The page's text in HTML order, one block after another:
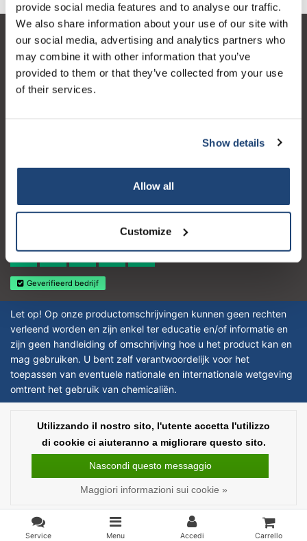
provide social media features and to analyse our traffic.
We also share information about your use of our site with
our social media, advertising and analytics partners who
may combine it with other information that you’ve
provided to them or that they’ve collected from your use
of their services.
Show details
Allow all
Customize
Servizio di assistenza
Il mio account
Dettagli di contatto
Orari di apertura
Logo eigendom van TrustPilot
4.4
Geverifieerd bedrijf
Let op! Op onze productomschrijvingen kunnen geen rechten
verleend worden en zijn enkel ter educatie en/of informatie en
zijn geen handleiding of omschrijving hoe u het product kan en
mag gebruiken. U bent zelf verantwoordelijk voor het
toepassen van eventuele nationale en internationale wetgeving
omtrent het gebruik van chemicaliën.
bassi - All rights reserved - Theme byInStijl Media | Tutti i prezzi sono al
netto delle imposte
Service Menu Accedi Carrello
Utilizzando il nostro sito, l'utente accetta l'utilizzo
di cookie ci aiuteranno a migliorare questo sito.
Nascondi questo messaggio
Maggiori informazioni sui cookie »